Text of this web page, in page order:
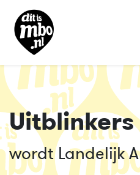
Uitblinkers
wordt Landelijk